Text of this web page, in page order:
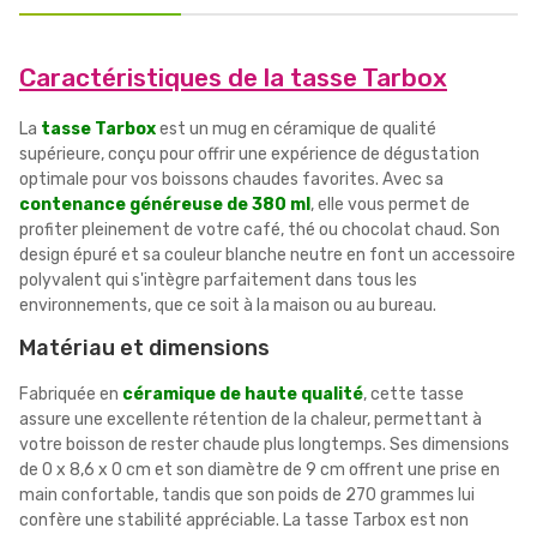
Caractéristiques de la tasse Tarbox
La tasse Tarboxest un mug en céramique de qualité
supérieure, conçu pour offrir une expérience de dégustation
optimale pour vos boissons chaudes favorites. Avec sa
contenance généreuse de 380 ml , elle vous permet de
profiter pleinement de votre café, thé ou chocolat chaud. Son
design épuré et sa couleur blanche neutre en font un accessoire
polyvalent qui s'intègre parfaitement dans tous les
environnements, que ce soit à la maison ou au bureau.
Matériau et dimensions
Fabriquée en céramique de haute qualité, cette tasse
assure une excellente rétention de la chaleur, permettant à
votre boisson de rester chaude plus longtemps. Ses dimensions
de 0 x 8,6 x 0 cm et son diamètre de 9 cm offrent une prise en
main confortable, tandis que son poids de 270 grammes lui
confère une stabilité appréciable. La tasse Tarbox est non